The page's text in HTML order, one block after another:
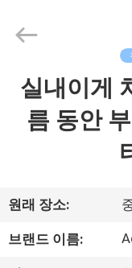
집
회
Reserved.
실내이게
름 동안
원래 장소:
브랜드 이름: